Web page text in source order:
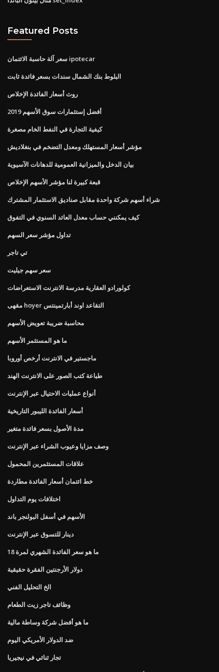
Featured Posts
سعر آلة حاسبة الائتمان ipotecar
البلوط بنك الشمال سندات بسعر فائدة ثابت
روث أسعار الفائدة الإخلاص
أفضل إستثمارات سوق الأسهم 2019
كيفية التجارة في النفط الخام مصغرة
مؤشر أسعار المستهلك ومعدل التضخم في بنغلاديش
بيان الدخل والميزانية العمومية للدهانات الآسيوية
قبعة كبيرة لنا مؤشر الأسهم الإخلاص
شراء أسهم شركة واحدة مقابل صناديق الاستثمار المشترك
كيف يمكنني حساب معدل العائد السنوي في التفوق
تداول مؤشر سعر السهم
تي تاجر
سعر سهم جيليت
كولورادو العقارية مدرسة الانترنت الاستعراضات
مقهى hoyer التقاعد اوند أبارتمينتس
محاسبة ضريبة تعويض الأسهم
ما هو المستثمر الأسهم
ماجستير في الانترنت أرخص أوروبا
طباعة كتب الصور على الانترنت الهند
أنواع عمليات الاحتيال عبر الإنترنت
أسعار الفائدة الليبور التاريخية
مدة الأصول بسعر فائدة متغير
وصف مزايا وعيوب الشراء عبر الإنترنت
علاقات المستثمرين المحمول
خط ائتمان أسعار الفائدة مطاردة
اختلافات يوم التداول
الأسهم في أسفل البولنجر باند
دينار للتسوق عبر الإنترنت
ما هو سعر الفائدة الشهري لمرة 18
دولار الأرجنتين الفقرة حقيقية
الخ التحليل الفني
وظائف تاجر زيت الطعام
ما هو أفضل شركة وساطة مالية
ضد الدولار الأمريكي اليوم
تجار ثنائي في نيجيريا